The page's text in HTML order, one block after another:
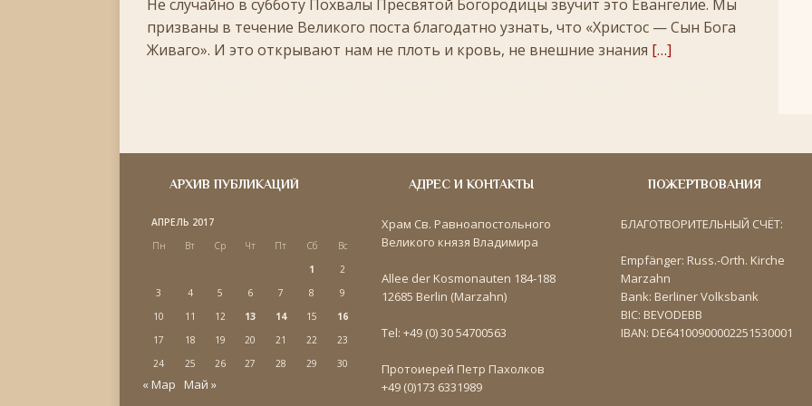
Не случайно в субботу Похвалы Пресвятой Богородицы звучит это Евангелие. Мы
призваны в течение Великого поста благодатно узнать, что «Христос — Сын Бога
Живаго». И это открывают нам не плоть и кровь, не внешние знания […]
АРХИВ ПУБЛИКАЦИЙ
АПРЕЛЬ 2017
Пн
Вт Ср Чт Пт Сб
Вс
1
2
3
4 5 6 7 8
9
10
11 12 13 14 15
16
17
18 19 20 21 22
23
24
25 26 27 28 29 30
« Мар Май »
АДРЕС И КОНТАКТЫ
Храм Св. Равноапостольного
Великого князя Владимира
Allee der Kosmonauten 184-188
12685 Berlin (Marzahn)
Tel: +49 (0) 30 54700563
Протоиерей Петр Пахолков
+49 (0)173 6331989
ПОЖЕРТВОВАНИЯ
БЛАГОТВОРИТЕЛЬНЫЙ СЧЁТ:
Empfänger: Russ.-Orth. Kirche
Marzahn
Bank: Berliner Volksbank
BIC: BEVODEBB
IBAN: DE64100900002251530001